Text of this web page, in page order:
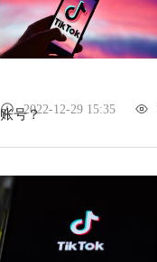
账号？2022-12-29 15:35